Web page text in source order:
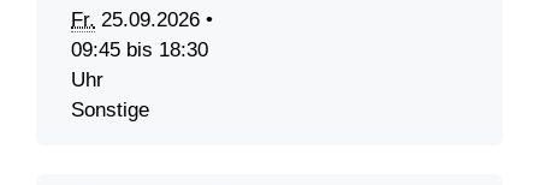
Fr. 25.09.2026 •
09:45 bis 18:30
Uhr
Sonstige